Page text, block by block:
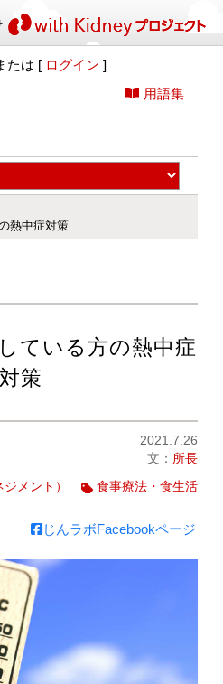
たは [ ログイン ]
用語集
熱中症対策
ている方の熱中症
対策
2021.7.26
文： 所長
メント） 食事療法・食生活
じんラボFacebookページ